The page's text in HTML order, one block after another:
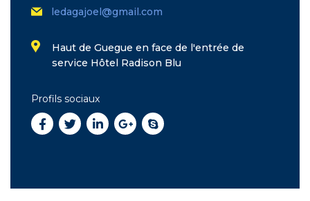
ledagajoel@gmail.com
Haut de Guegue en face de l'entrée de
service Hôtel Radison Blu
Profils sociaux